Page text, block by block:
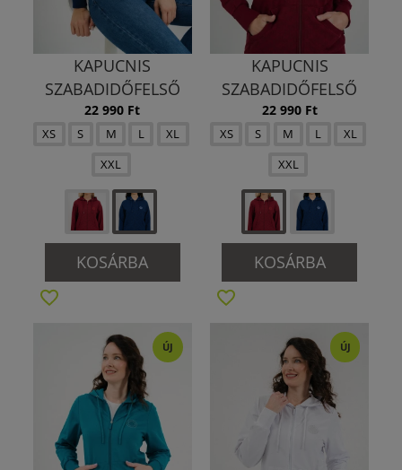
KAPUCNIS
SZABADIDŐFELSŐ
22 990 Ft
XS S M L
XL
XXL
KOSÁRBA
KAPUCNIS
SZABADIDŐFELSŐ
22 990 Ft
XS S M L
XL
XXL
KOSÁRBA
ÚJ ÚJ